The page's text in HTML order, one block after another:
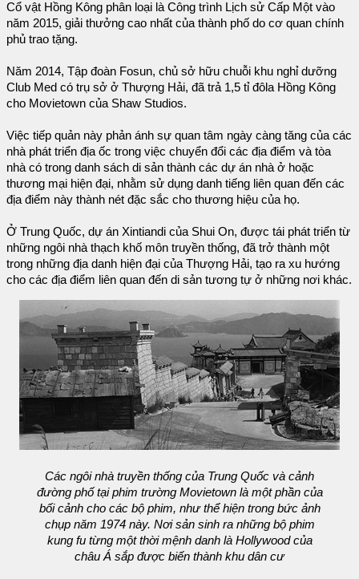
Cổ vật Hồng Kông phân loại là Công trình Lịch sử Cấp Một vào
năm 2015, giải thưởng cao nhất của thành phố do cơ quan chính
phủ trao tặng.
Năm 2014, Tập đoàn Fosun, chủ sở hữu chuỗi khu nghỉ dưỡng
Club Med có trụ sở ở Thượng Hải, đã trả 1,5 tỉ đôla Hồng Kông
cho Movietown của Shaw Studios.
Việc tiếp quản này phản ánh sự quan tâm ngày càng tăng của các
nhà phát triển địa ốc trong việc chuyển đổi các địa điểm và tòa
nhà có trong danh sách di sản thành các dự án nhà ở hoặc
thương mại hiện đại, nhằm sử dụng danh tiếng liên quan đến các
địa điểm này thành nét đặc sắc cho thương hiệu của họ.
Ở Trung Quốc, dự án Xintiandi của Shui On, được tái phát triển từ
những ngôi nhà thạch khố môn truyền thống, đã trở thành một
trong những địa danh hiện đại của Thượng Hải, tạo ra xu hướng
cho các địa điểm liên quan đến di sản tương tự ở những nơi khác.
Các ngôi nhà truyền thống của Trung Quốc và cảnh
đường phố tại phim trường Movietown là một phần của
bối cảnh cho các bộ phim, như thể hiện trong bức ảnh
chụp năm 1974 này. Nơi sản sinh ra những bộ phim
kung fu từng một thời mệnh danh là Hollywood của
châu Á sắp được biến thành khu dân cư